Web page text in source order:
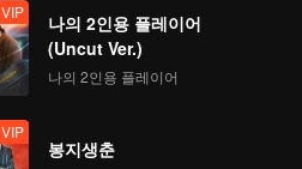
VIP
나의 2인용 플레이어
(Uncut Ver.)
나의 2인용 플레이어
VIP
봉지생춘